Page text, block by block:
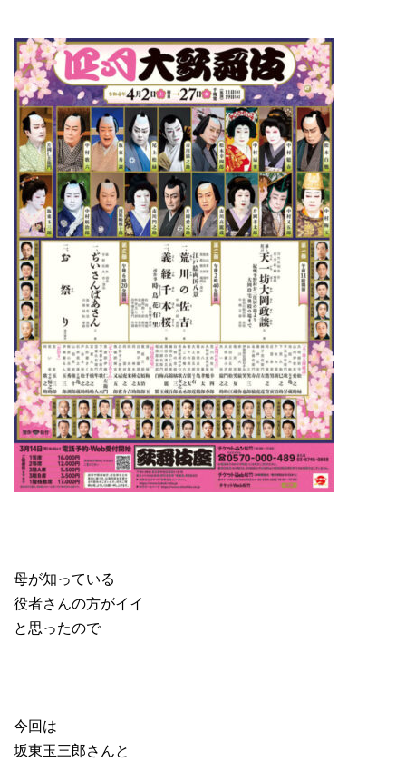
母が知っている
役者さんの方がイイ
と思ったので
今回は
坂東玉三郎さんと